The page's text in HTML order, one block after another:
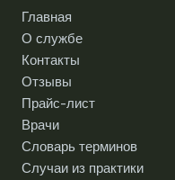
Главная
О службе
Контакты
Отзывы
Прайс-лист
Врачи
Словарь терминов
Случаи из практики